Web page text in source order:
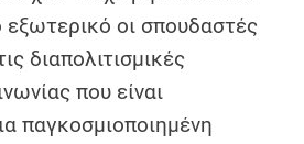
εξωτερικό οι σπουδαστές
διαπολιτισμικές
που είναι
παγκοσμιοποιημένη